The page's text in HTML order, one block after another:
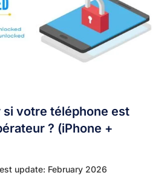
votre téléphone est
? (iPhone +
update: February 2026